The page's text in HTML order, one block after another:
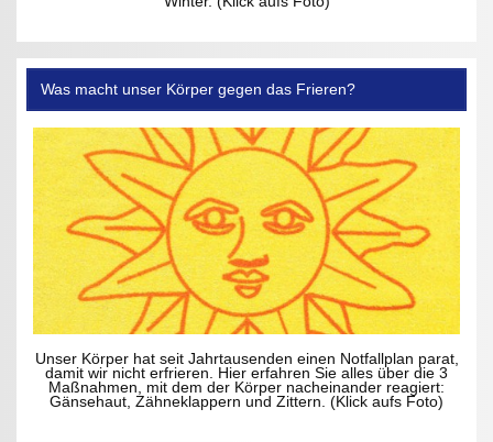
Was macht unser Körper gegen das Frieren?
Unser Körper hat seit Jahrtausenden einen Notfallplan parat,
damit wir nicht erfrieren. Hier erfahren Sie alles über die 3
Maßnahmen, mit dem der Körper nacheinander reagiert:
Gänsehaut, Zähneklappern und Zittern. (Klick aufs Foto)